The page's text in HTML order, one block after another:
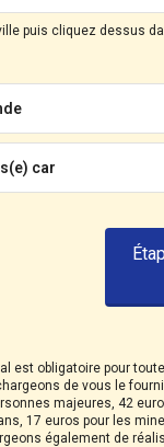
puis cliquez dessus
car
est obligatoire pour
de vous le
majeures, 42
17 euros pour les
également de